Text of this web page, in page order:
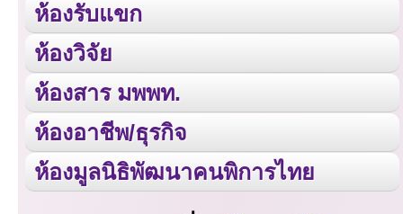
ห้องรับแขก
ห้องวิจัย
ห้องสาร มพพท.
ห้องอาชีพ/ธุรกิจ
ห้องมูลนิธิพัฒนาคนพิการไทย